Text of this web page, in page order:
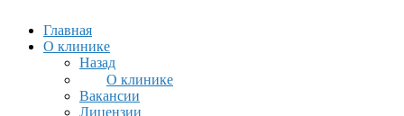
Главная
О клинике
Назад
О клинике
Вакансии
Лицензии